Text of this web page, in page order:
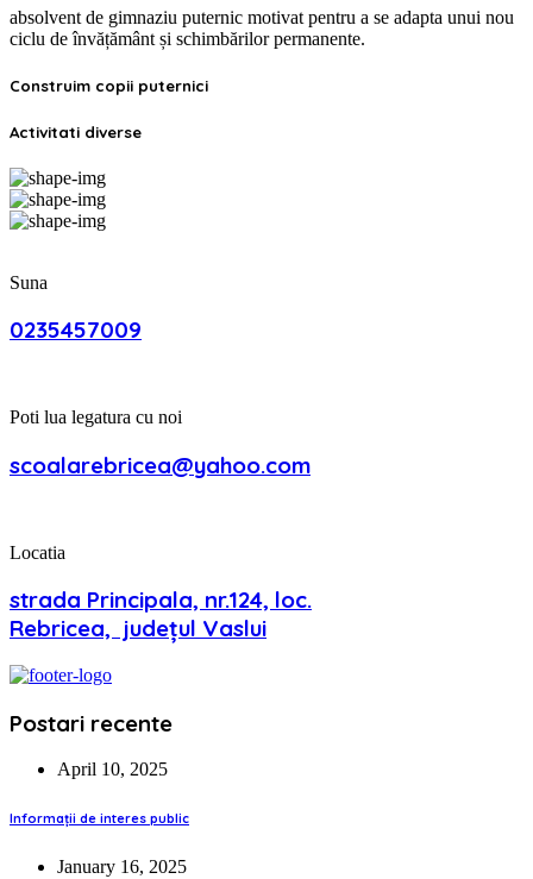
absolvent de gimnaziu puternic motivat pentru a se adapta unui nou
ciclu de învățământ și schimbărilor permanente.
Construim copii puternici
Activitati diverse
Suna
0235457009
Poti lua legatura cu noi
scoalarebricea@yahoo.com
Locatia
strada Principala, nr.124, loc.
Rebricea, județul Vaslui
Postari recente
April 10, 2025
Informații de interes public
January 16, 2025